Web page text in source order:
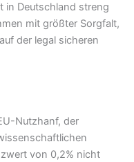
in Deutschland streng
mit größter Sorgfalt,
der legal sicheren
Nutzhanf, der
von 0,2% nicht